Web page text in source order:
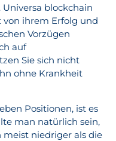
blockchain
von ihrem Erfolg und
Vorzügen
auf
Sie sich nicht
ohne Krankheit
Positionen, ist es
man natürlich sein,
meist niedriger als die